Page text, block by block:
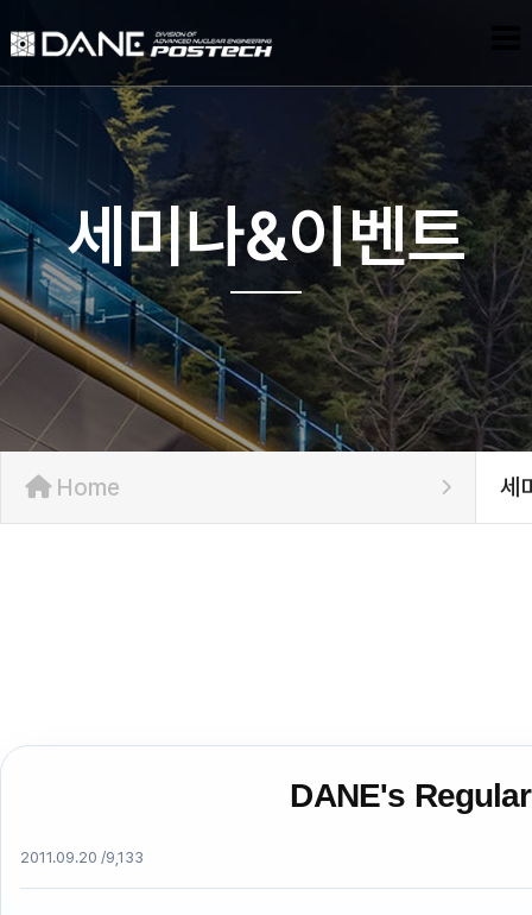
세미나&이벤트
Home 세
DANE's
2011.09.20 /9,133